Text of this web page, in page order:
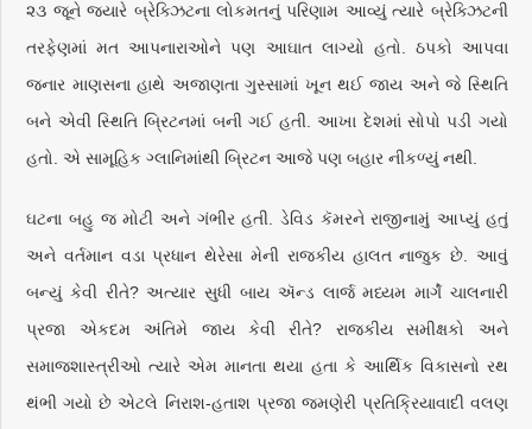
૨૩ જૂને જ્યારે બ્રેક્ઝિટના લોકમતનું પરિણામ આવ્યું ત્યારે બ્રેક્ઝિટની
તરફેણમાં મત આપનારાઓને પણ આઘાત લાગ્યો હતો. ઠપકો આપવા
જનાર માણસના હાથે અજાણતા ગુસ્સામાં ખૂન થઈ જાય અને જે સ્થિતિ
બને એવી સ્થિતિ બ્રિટનમાં બની ગઈ હતી. આખા દેશમાં સોપો પડી ગયો
હતો. એ સામૂહિક ગ્લાનિમાંથી બ્રિટન આજે પણ બહાર નીકળ્યું નથી.
ઘટના બહુ જ મોટી અને ગંભીર હતી. ડેવિડ કૅમરને રાજીનામું આપ્યું હતું
અને વર્તમાન વડા પ્રધાન થેરેસા મેની રાજકીય હાલત નાજુક છે. આવું
બન્યું કેવી રીતે? અત્યાર સુધી બાય ઍન્ડ લાર્જ મધ્યમ માર્ગે ચાલનારી
પ્રજા એકદમ અંતિમે જાય કેવી રીતે? રાજકીય સમીક્ષકો અને
સમાજશાસ્ત્રીઓ ત્યારે એમ માનતા થયા હતા કે આર્થિક વિકાસનો રથ
થંભી ગયો છે એટલે નિરાશ-હતાશ પ્રજા જમણેરી પ્રતિક્રિયાવાદી વલણ